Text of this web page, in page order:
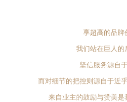
享超高的品牌
我们站在巨人的
坚信服务源自
而对细节的把控则源自于近
来自业主的鼓励与赞美是